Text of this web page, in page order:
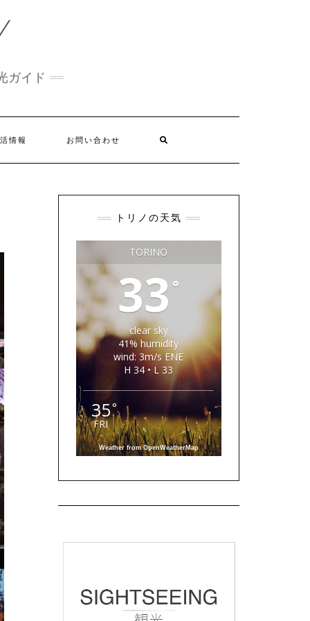
ガイド
情報 お問い合わせ
トリノの天気
TORINO
33 °
clear sky
41% humidity
wind: 3m/s ENE
H 34 • L 33
35°
FRI
Weather from OpenWeatherMap